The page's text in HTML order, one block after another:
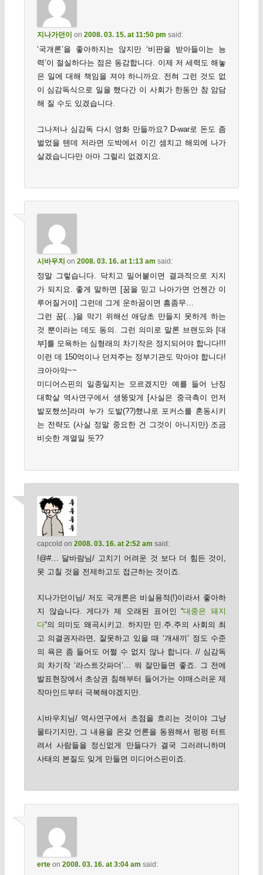
지나가던이 on 2008. 03. 15. at 11:50 pm said:
‘국개론’을 좋아하지는 않지만 ‘비판을 받아들이는 능
력’이 절실하다는 점은 동감합니다. 이제 저 세력도 해놓
은 일에 대해 책임을 져야 하니까요. 전혀 그런 것도 없
이 심감독식으로 일을 했다간 이 사회가 한동안 참 암담
해 질 수도 있겠습니다.
그나저나 심감독 다시 영화 만들까요? D-war로 돈도 좀
벌었을 텐데 저라면 도박에서 이긴 셈치고 해외에 나가
살겠습니다만 아마 그럴리 없겠지요.
시바우치 on 2008. 03. 16. at 1:13 am said:
정말 그렇습니다. 닥치고 밀어붙이면 결과적으로 지지
가 되지요. 좋게 말하면 [꿈을 믿고 나아가면 언젠간 이
루어질거야] 그런데 그게 운하꿈이면 흠좀무…
그런 꿈(…)을 막기 위해선 애당초 만들지 못하게 하는
것 뿐이라는 데도 동의. 그런 의미로 말론 브랜도와 [대
부]를 모욕하는 심형래의 차기작은 정지되어야 합니다!!!
이런 데 150억이나 던져주는 정부기관도 막아야 합니다!
크아아악~~
미디어스핀의 일종일지는 모르겠지만 예를 들어 난징
대학살 역사연구에서 생뚱맞게 [사실은 중극측이 먼저
발포했쓰]라며 누가 도발(??)했냐로 포커스를 혼동시키
는 전략도 (사실 정말 중요한 건 그것이 아니지만) 조금
비슷한 계열일 듯??
capcold on 2008. 03. 16. at 2:52 am said:
!@#… 달바람님/ 고치기 어려운 것 보다 더 힘든 것이,
못 고칠 것을 전제하고도 접근하는 것이죠.
지나가던이님/ 저도 국개론은 비실용적(!)이라서 좋아하
지 않습니다. 게다가 제 오래된 표어인 “대중은 돼지
다“의 의미도 왜곡시키고. 하지만 민.주.주의 사회의 최
고 의결권자라면, 잘못하고 있을 때 ‘개새끼’ 정도 수준
의 욕은 좀 들어도 어쩔 수 없지 않나 합니다. // 심감독
의 차기작 ‘라스트갓파더’… 뭐 잘만들면 좋죠. 그 전에
발표현장에서 초상권 침해부터 들어가는 야매스러운 제
작마인드부터 극복해야겠지만.
시바우치님/ 역사연구에서 초점을 흐리는 것이야 그냥
물타기지만, 그 내용을 온갖 언론을 동원해서 펑펑 터트
려서 사람들을 정신없게 만들다가 결국 그러려니하며
사태의 본질도 잊게 만들면 미디어스핀이죠.
erteon 2008. 03. 16. at 3:04 am said: